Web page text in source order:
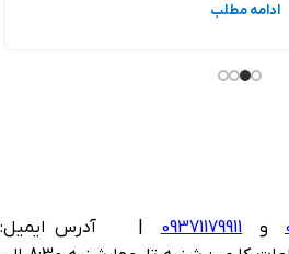
ادامه مطلب
و 09371179911
آدرس ایمیل: